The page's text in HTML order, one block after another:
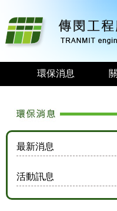
環保消息
最新消息
活動訊息